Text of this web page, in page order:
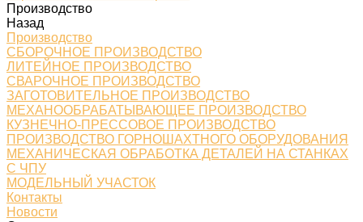
Производство
Назад
Производство
СБОРОЧНОЕ ПРОИЗВОДСТВО
ЛИТЕЙНОЕ ПРОИЗВОДСТВО
СВАРОЧНОЕ ПРОИЗВОДСТВО
ЗАГОТОВИТЕЛЬНОЕ ПРОИЗВОДСТВО
МЕХАНООБРАБАТЫВАЮЩЕЕ ПРОИЗВОДСТВО
КУЗНЕЧНО-ПРЕССОВОЕ ПРОИЗВОДСТВО
ПРОИЗВОДСТВО ГОРНОШАХТНОГО ОБОРУДОВАНИЯ
МЕХАНИЧЕСКАЯ ОБРАБОТКА ДЕТАЛЕЙ НА СТАНКАХ
С ЧПУ
МОДЕЛЬНЫЙ УЧАСТОК
Контакты
Новости